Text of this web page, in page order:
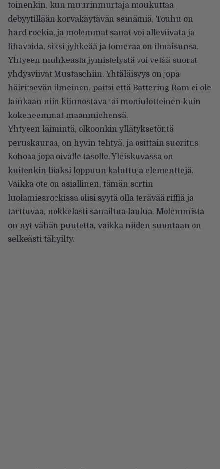
toinenkin, kun muurinmurtaja moukuttaa
debyytillään korvakäytävän seinämiä. Touhu on
hard rockia, ja molemmat sanat voi alleviivata ja
lihavoida, siksi jyhkeää ja tomeraa on ilmaisunsa.
Yhtyeen muhkeasta jymistelystä voi vetää suorat
yhdysviivat Mustaschiin. Yhtäläisyys on jopa
häiritsevän ilmeinen, paitsi että Battering Ram ei ole
lainkaan niin kiinnostava tai moniulotteinen kuin
kokeneemmat maanmiehensä.
Yhtyeen läimintä, olkoonkin yllätyksetöntä
peruskauraa, on hyvin tehtyä, ja osittain suoritus
kohoaa jopa oivalle tasolle. Yleiskuvassa on
kuitenkin liiaksi loppuun kaluttuja elementtejä.
Vaikka ote on asiallinen, tämän sortin
luolamiesrockissa olisi syytä olla terävää riffiä ja
tarttuvaa, nokkelasti sanailtua laulua. Molemmista
on nyt vähän puutetta, vaikka niiden suuntaan on
selkeästi tähyilty.